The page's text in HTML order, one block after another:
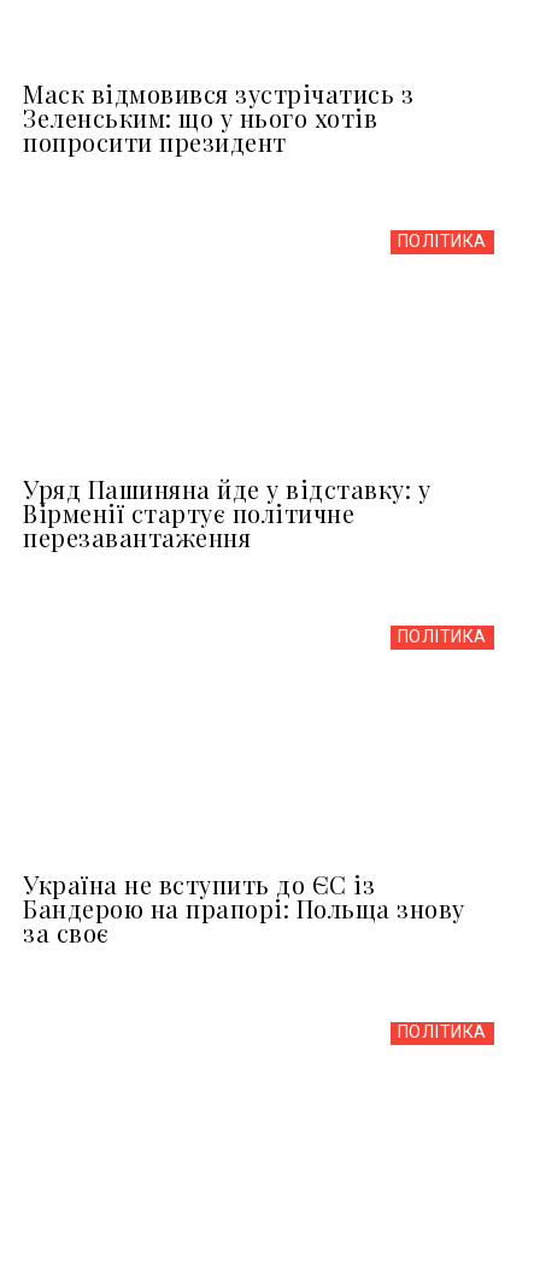
Маск відмовився зустрічатись з
Зеленським: що у нього хотів
попросити президент
ПОЛІТИКА
Уряд Пашиняна йде у відставку: у
Вірменії стартує політичне
перезавантаження
ПОЛІТИКА
Україна не вступить до ЄС із
Бандерою на прапорі: Польща знову
за своє
ПОЛІТИКА